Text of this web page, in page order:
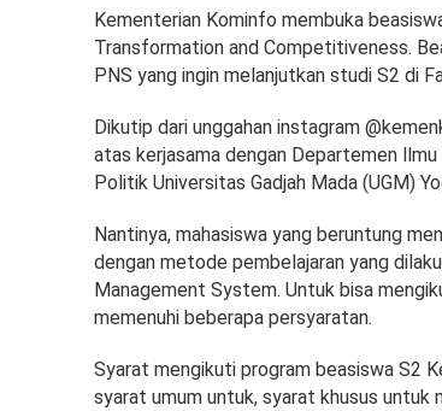
Kementerian Kominfo membuka
Transformation and Competitiveness.
PNS yang ingin melanjutkan studi S2 di
Dikutip dari unggahan instagram
atas kerjasama dengan Departemen
Politik Universitas Gadjah Mada (UGM)
Nantinya, mahasiswa yang beruntung
dengan metode pembelajaran yang
Management System. Untuk bisa
memenuhi beberapa persyaratan.
Syarat mengikuti program beasiswa S2
syarat umum untuk, syarat khusus untuk